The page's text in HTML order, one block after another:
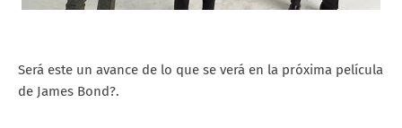
Será este un avance de lo que se verá en la próxima película
de James Bond?.